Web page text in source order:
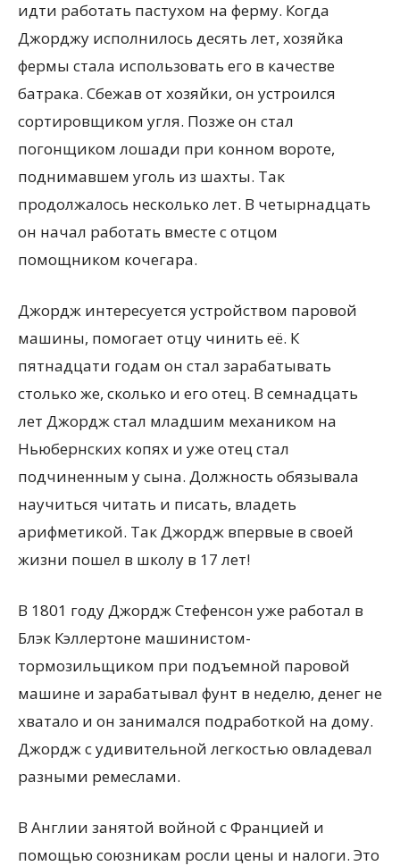
идти работать пастухом на ферму. Когда
Джорджу исполнилось десять лет, хозяйка
фермы стала использовать его в качестве
батрака. Сбежав от хозяйки, он устроился
сортировщиком угля. Позже он стал
погонщиком лошади при конном вороте,
поднимавшем уголь из шахты. Так
продолжалось несколько лет. В четырнадцать
он начал работать вместе с отцом
помощником кочегара.
Джордж интересуется устройством паровой
машины, помогает отцу чинить её. К
пятнадцати годам он стал зарабатывать
столько же, сколько и его отец. В семнадцать
лет Джордж стал младшим механиком на
Ньюбернских копях и уже отец стал
подчиненным у сына. Должность обязывала
научиться читать и писать, владеть
арифметикой. Так Джордж впервые в своей
жизни пошел в школу в 17 лет!
В 1801 году Джордж Стефенсон уже работал в
Блэк Кэллертоне машинистом-
тормозильщиком при подъемной паровой
машине и зарабатывал фунт в неделю, денег не
хватало и он занимался подработкой на дому.
Джордж с удивительной легкостью овладевал
разными ремеслами.
В Англии занятой войной с Францией и
помощью союзникам росли цены и налоги. Это